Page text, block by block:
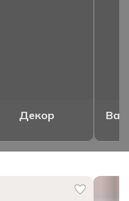
Декор